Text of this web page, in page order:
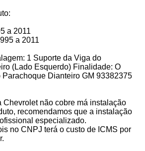
a 2011
a 2011
1 Suporte da Viga do
(Lado Esquerdo) Finalidade: O
Parachoque Dianteiro GM 93382375
Chevrolet não cobre má instalação
recomendamos que a instalação
especializado.
no CNPJ terá o custo de ICMS por